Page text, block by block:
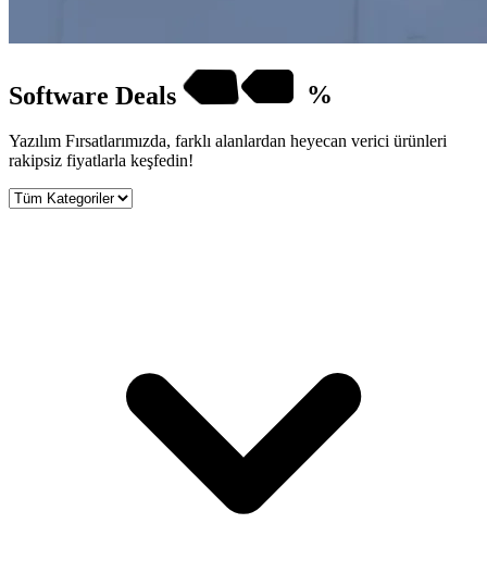
Software Deals %
Yazılım Fırsatlarımızda, farklı alanlardan heyecan verici ürünleri
rakipsiz fiyatlarla keşfedin!